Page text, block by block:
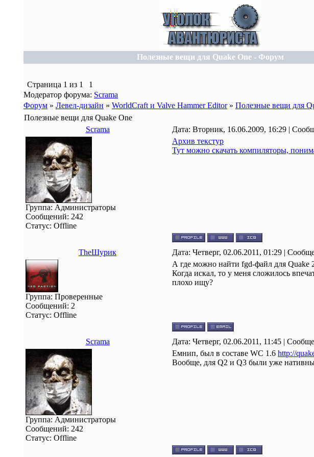
Полезные вещи для Quake One - Форум
Страница 1 из 1
1
Модератор форума: Scrama
Форум » Левел-дизайн » WorldCraft и Valve Hammer Editor » Полезные вещи для
Полезные вещи для Quake One
Scrama
Дата: Вторник, 16.06.2009, 16:29 |
Группа: Администраторы
Сообщений: 242
Статус: Offline
Архив текстур
Тут можно скачать компиляторы,
TheШурик Дата: Четверг, 02.06.2011, 01:29 |
Группа: Проверенные
Сообщений: 2
Статус: Offline
А где можно найти fgd-файл для Quake
Когда искал, то у меня сложилось
плохо ищу?
Scrama Дата: Четверг, 02.06.2011, 11:45 |
Группа: Администраторы
Сообщений: 242
Статус: Offline
Емнип, был в составе WC 1.6 http://
Вообще, для Q2 и Q3 были уже